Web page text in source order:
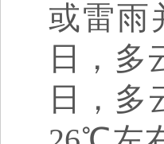
或雷雨
日，多
日，多